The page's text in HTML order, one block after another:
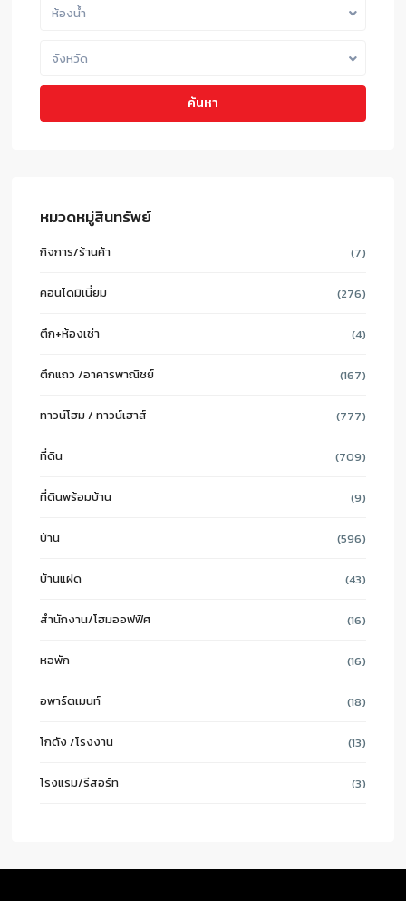
ห้องน้ำ
จังหวัด
ค้นหา
หมวดหมู่สินทรัพย์
กิจการ/ร้านค้า (7)
คอนโดมิเนี่ยม (276)
ตึก+ห้องเช่า (4)
ตึกแถว /อาคารพาณิชย์ (167)
ทาวน์โฮม / ทาวน์เฮาส์ (777)
ที่ดิน (709)
ที่ดินพร้อมบ้าน (9)
บ้าน (596)
บ้านแฝด (43)
สำนักงาน/โฮมออฟฟิศ (16)
หอพัก (16)
อพาร์ตเมนท์ (18)
โกดัง /โรงงาน (13)
โรงแรม/รีสอร์ท (3)